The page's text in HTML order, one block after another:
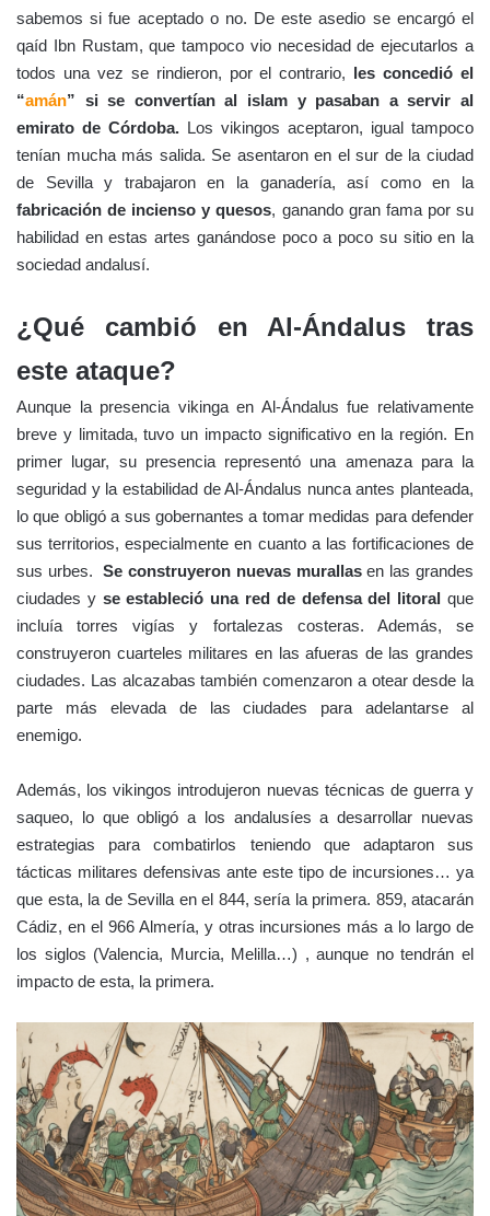
sabemos si fue aceptado o no. De este asedio se encargó el
qaíd Ibn Rustam, que tampoco vio necesidad de ejecutarlos a
todos una vez se rindieron, por el contrario, les concedió el
“amán” si se convertían al islam y pasaban a servir al
emirato de Córdoba. Los vikingos aceptaron, igual tampoco
tenían mucha más salida. Se asentaron en el sur de la ciudad
de Sevilla y trabajaron en la ganadería, así como en la
fabricación de incienso y quesos, ganando gran fama por su
habilidad en estas artes ganándose poco a poco su sitio en la
sociedad andalusí.
¿Qué cambió en Al-Ándalus tras
este ataque?
Aunque la presencia vikinga en Al-Ándalus fue relativamente
breve y limitada, tuvo un impacto significativo en la región. En
primer lugar, su presencia representó una amenaza para la
seguridad y la estabilidad de Al-Ándalus nunca antes planteada,
lo que obligó a sus gobernantes a tomar medidas para defender
sus territorios, especialmente en cuanto a las fortificaciones de
sus urbes.Se construyeron nuevas murallasen las grandes
ciudades y se estableció una red de defensa del litoralque
incluía torres vigías y fortalezas costeras. Además, se
construyeron cuarteles militares en las afueras de las grandes
ciudades. Las alcazabas también comenzaron a otear desde la
parte más elevada de las ciudades para adelantarse al
enemigo.
Además, los vikingos introdujeron nuevas técnicas de guerra y
saqueo, lo que obligó a los andalusíes a desarrollar nuevas
estrategias para combatirlos teniendo que adaptaron sus
tácticas militares defensivas ante este tipo de incursiones… ya
que esta, la de Sevilla en el 844, sería la primera. 859, atacarán
Cádiz, en el 966 Almería, y otras incursiones más a lo largo de
los siglos (Valencia, Murcia, Melilla…) , aunque no tendrán el
impacto de esta, la primera.